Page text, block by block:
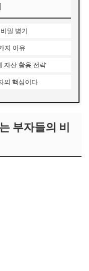
밀 병기
지 이유
자산 활용 전략
의 핵심이다
부자들의 비